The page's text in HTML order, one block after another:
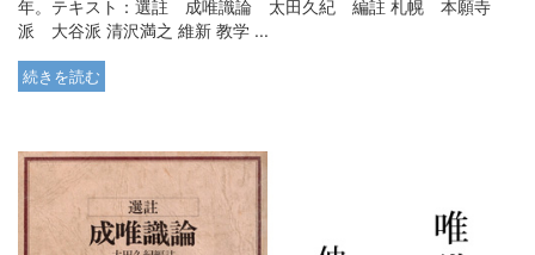
年。テキスト：選註 成唯識論 太田久紀 編註 札幌 本願寺
派 大谷派 清沢満之 維新 教学 ...
続きを読む